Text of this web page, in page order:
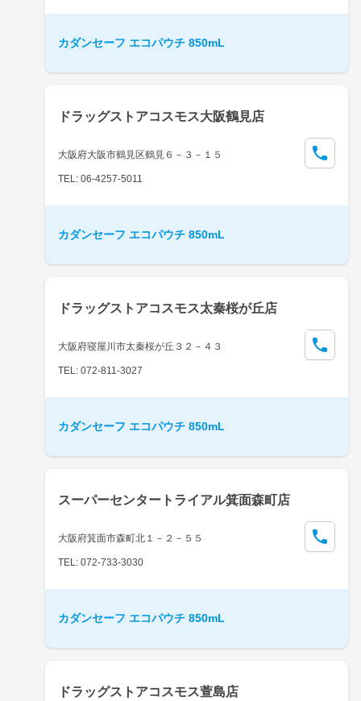
カダンセーフ エコパウチ 850mL
ドラッグストアコスモス大阪鶴見店
大阪府大阪市鶴見区鶴見６－３－１５
TEL: 06-4257-5011
カダンセーフ エコパウチ 850mL
ドラッグストアコスモス太秦桜が丘店
大阪府寝屋川市太秦桜が丘３２－４３
TEL: 072-811-3027
カダンセーフ エコパウチ 850mL
スーパーセンタートライアル箕面森町店
大阪府箕面市森町北１－２－５５
TEL: 072-733-3030
カダンセーフ エコパウチ 850mL
ドラッグストアコスモス萱島店